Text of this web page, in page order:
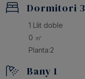
Dormitori 3
1 Llit doble
0 ㎡
Planta:2
Bany 1